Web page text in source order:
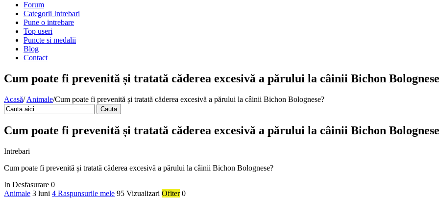
Forum
Categorii Intrebari
Pune o intrebare
Top useri
Puncte si medalii
Blog
Contact
Cum poate fi prevenită și tratată căderea excesivă a părului la câinii Bichon
Acasă/ Animale/Cum poate fi prevenită și tratată căderea excesivă a părului la câinii Bichon Bolognese?
Cauta
Cum poate fi prevenită și tratată căderea excesivă a părului la câinii Bichon
Intrebari
Cum poate fi prevenită și tratată căderea excesivă a părului la câinii Bichon Bolognese?
In Desfasurare 0
Animale 3 luni 4 Raspunsurile mele 95 Vizualizari Ofiter 0